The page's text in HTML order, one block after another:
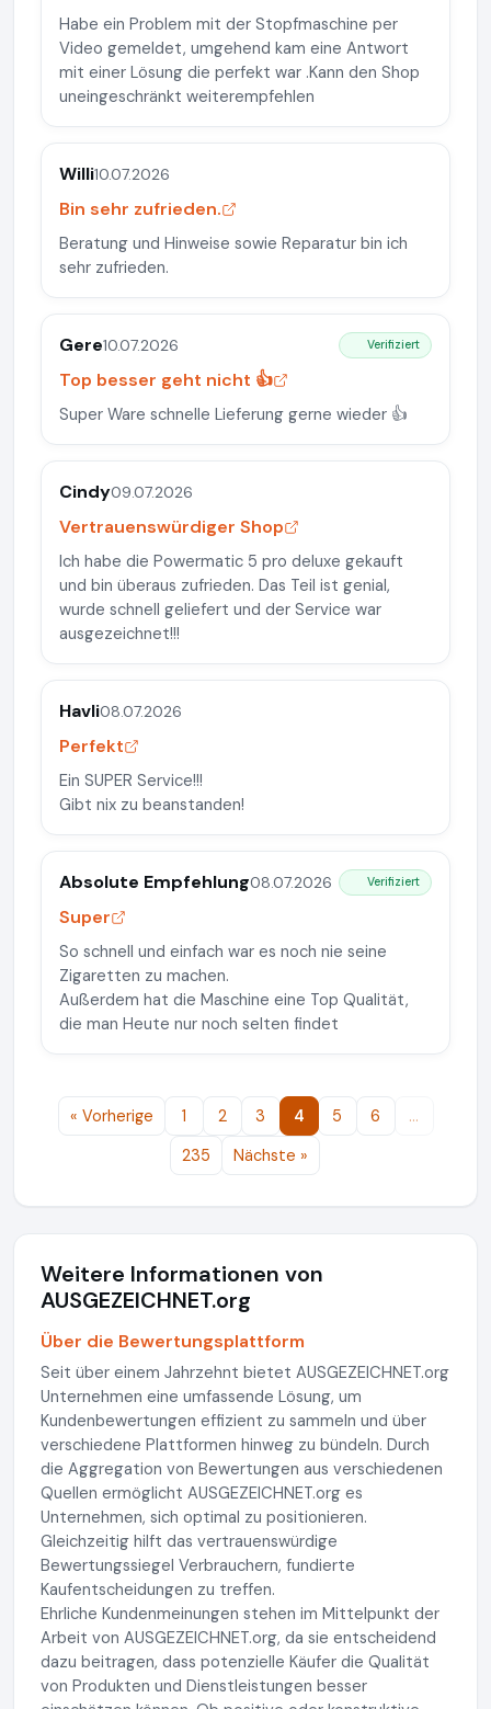
Habe ein Problem mit der Stopfmaschine per
Video gemeldet, umgehend kam eine Antwort
mit einer Lösung die perfekt war .Kann den Shop
uneingeschränkt weiterempfehlen
Willi10.07.2026
Bin sehr zufrieden.
Beratung und Hinweise sowie Reparatur bin ich
sehr zufrieden.
Gere10.07.2026 Verifiziert
Top besser geht nicht 👍
Super Ware schnelle Lieferung gerne wieder 👍
Cindy09.07.2026
Vertrauenswürdiger Shop
Ich habe die Powermatic 5 pro deluxe gekauft
und bin überaus zufrieden. Das Teil ist genial,
wurde schnell geliefert und der Service war
ausgezeichnet!!!
Havli08.07.2026
Perfekt
Ein SUPER Service!!!
Gibt nix zu beanstanden!
Absolute Empfehlung08.07.2026 Verifiziert
Super
So schnell und einfach war es noch nie seine
Zigaretten zu machen.
Außerdem hat die Maschine eine Top Qualität,
die man Heute nur noch selten findet
« Vorherige 1 2 3 4 5 6
…
235
Nächste »
Weitere Informationen von
AUSGEZEICHNET.org
Über die Bewertungsplattform
Seit über einem Jahrzehnt bietet AUSGEZEICHNET.org
Unternehmen eine umfassende Lösung, um
Kundenbewertungen effizient zu sammeln und über
verschiedene Plattformen hinweg zu bündeln. Durch
die Aggregation von Bewertungen aus verschiedenen
Quellen ermöglicht AUSGEZEICHNET.org es
Unternehmen, sich optimal zu positionieren.
Gleichzeitig hilft das vertrauenswürdige
Bewertungssiegel Verbrauchern, fundierte
Kaufentscheidungen zu treffen.
Ehrliche Kundenmeinungen stehen im Mittelpunkt der
Arbeit von AUSGEZEICHNET.org, da sie entscheidend
dazu beitragen, dass potenzielle Käufer die Qualität
von Produkten und Dienstleistungen besser